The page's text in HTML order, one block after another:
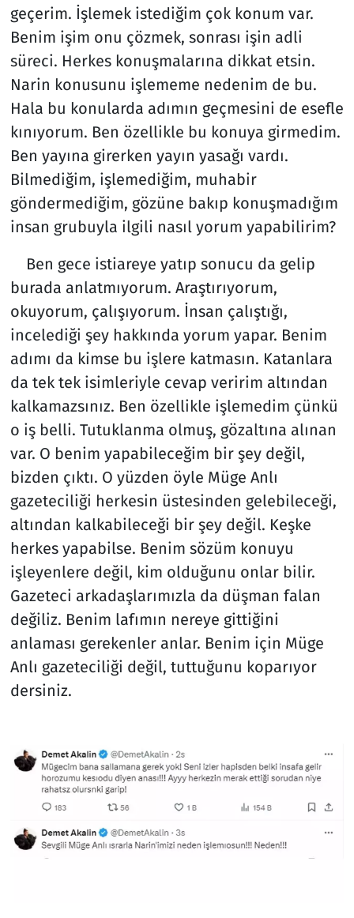
geçerim. İşlemek istediğim çok konum var.
Benim işim onu çözmek, sonrası işin adli
süreci. Herkes konuşmalarına dikkat etsin.
Narin konusunu işlememe nedenim de bu.
Hala bu konularda adımın geçmesini de esefle
kınıyorum. Ben özellikle bu konuya girmedim.
Ben yayına girerken yayın yasağı vardı.
Bilmediğim, işlemediğim, muhabir
göndermediğim, gözüne bakıp konuşmadığım
insan grubuyla ilgili nasıl yorum yapabilirim?
Ben gece istiareye yatıp sonucu da gelip
burada anlatmıyorum. Araştırıyorum,
okuyorum, çalışıyorum. İnsan çalıştığı,
incelediği şey hakkında yorum yapar. Benim
adımı da kimse bu işlere katmasın. Katanlara
da tek tek isimleriyle cevap veririm altından
kalkamazsınız. Ben özellikle işlemedim çünkü
o iş belli. Tutuklanma olmuş, gözaltına alınan
var. O benim yapabileceğim bir şey değil,
bizden çıktı. O yüzden öyle Müge Anlı
gazeteciliği herkesin üstesinden gelebileceği,
altından kalkabileceği bir şey değil. Keşke
herkes yapabilse. Benim sözüm konuyu
işleyenlere değil, kim olduğunu onlar bilir.
Gazeteci arkadaşlarımızla da düşman falan
değiliz. Benim lafımın nereye gittiğini
anlaması gerekenler anlar. Benim için Müge
Anlı gazeteciliği değil, tuttuğunu koparıyor
dersiniz.